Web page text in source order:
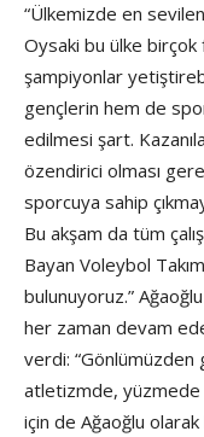
“Ülkemizde en
Oysaki bu ülke birçok
şampiyonlar
gençlerin hem de
edilmesi şart.
özendirici olması
sporcuya sahip
Bu akşam da tüm
Bayan Voleybol
bulunuyoruz.”
her zaman devam
verdi:
atletizmde, yüzmede
için de Ağaoğlu